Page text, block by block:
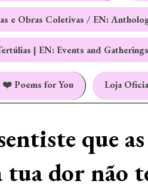
e Obras Coletivas / EN:
| EN: Events and Gatherings
❤️ Poems for You Loja
que
tua dor não